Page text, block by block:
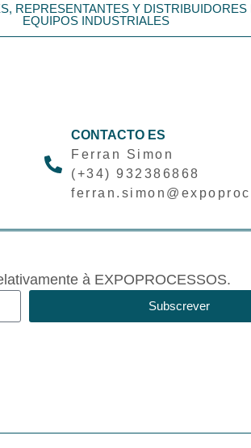
REPRESENTANTES Y DISTRIBUIDORES
EQUIPOS INDUSTRIALES
CONTACTO ES
Ferran Simon
(+34) 932386868
à EXPOPROCESSOS.
Subscrever